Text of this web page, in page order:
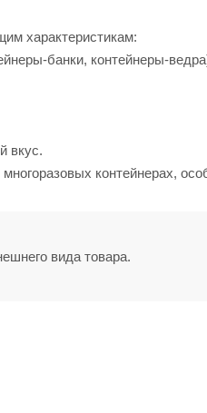
характеристикам:
банки, контейнеры-
вкус.
контейнерах,
вида товара.